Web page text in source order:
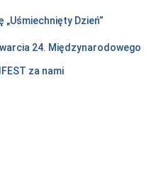
„Uśmiechnięty Dzień”
24. Międzynarodowego
za nami